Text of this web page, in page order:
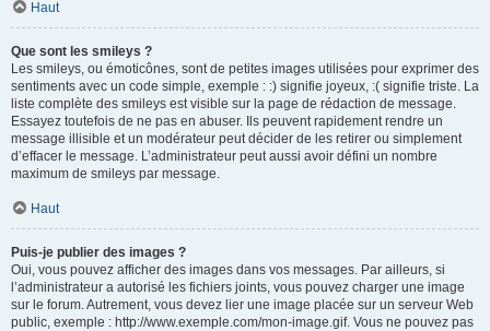
Haut
Que sont les smileys ?
Les smileys, ou émoticônes, sont de petites images utilisées pour exprimer des
sentiments avec un code simple, exemple : :) signifie joyeux, :( signifie triste. La
liste complète des smileys est visible sur la page de rédaction de message.
Essayez toutefois de ne pas en abuser. Ils peuvent rapidement rendre un
message illisible et un modérateur peut décider de les retirer ou simplement
d’effacer le message. L’administrateur peut aussi avoir défini un nombre
maximum de smileys par message.
Haut
Puis-je publier des images ?
Oui, vous pouvez afficher des images dans vos messages. Par ailleurs, si
l’administrateur a autorisé les fichiers joints, vous pouvez charger une image
sur le forum. Autrement, vous devez lier une image placée sur un serveur Web
public, exemple : http://www.exemple.com/mon-image.gif. Vous ne pouvez pas